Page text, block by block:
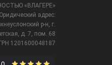
«ВЛАГЕРЕ»
адрес:
р-н, г.
д. 7, пом. 68
1201600048187